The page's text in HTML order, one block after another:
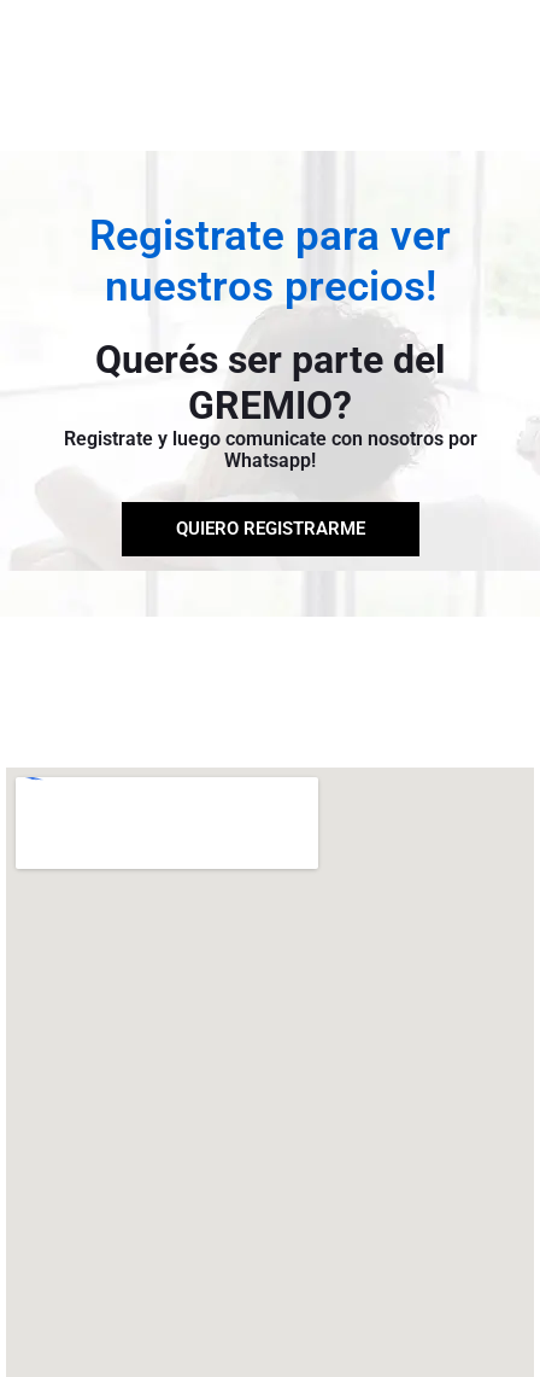
Registrate para ver
nuestros precios!
Querés ser parte del
GREMIO?
Registrate y luego comunicate con nosotros por
Whatsapp!
QUIERO REGISTRARME